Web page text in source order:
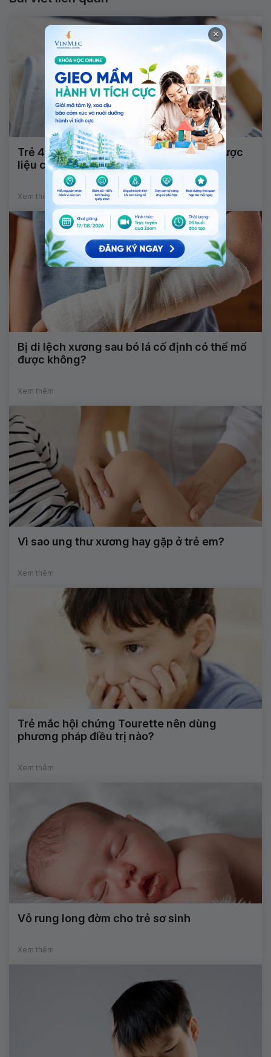
Trẻ 4 tháng tuổi không ngẩng đầu lên được
liệu có đáng lo?
Xem thêm
Bị di lệch xương sau bó lá cố định có thể mổ
được không?
Xem thêm
Vì sao ung thư xương hay gặp ở trẻ em?
Xem thêm
Trẻ mắc hội chứng Tourette nên dùng
phương pháp điều trị nào?
Xem thêm
Vỗ rung long đờm cho trẻ sơ sinh
Xem thêm
×